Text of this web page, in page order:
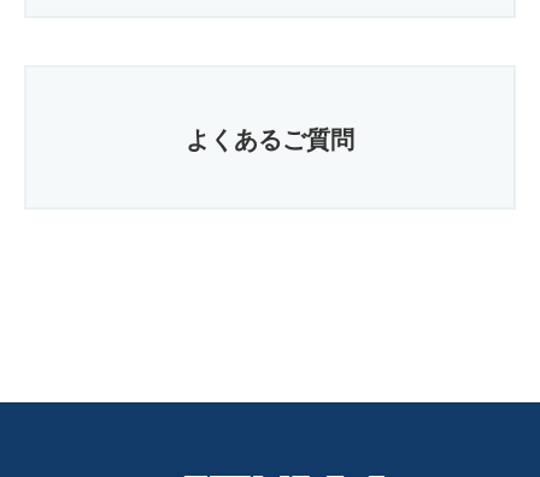
よくあるご質問